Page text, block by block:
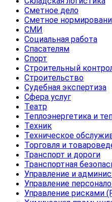
Сметное дело
Сметное
СМИ
Социальная работа
Спасателям
Спорт
Строительный
Строительство
Судебная экспертиза
Сфера услуг
Театр
Теплоэнергетика и
Техник
Техническое
Торговля и
Транспорт и дороги
Транспортная
Управление и
Управление
Управление рисками